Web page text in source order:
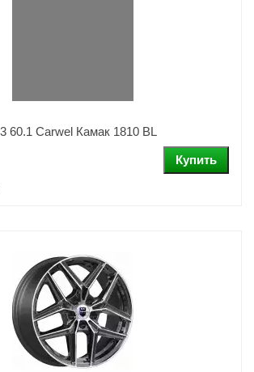
60.1 Carwel Камак 1810 BL